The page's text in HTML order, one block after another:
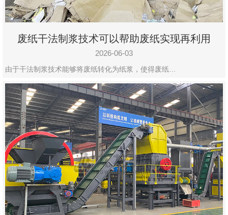
废纸干法制浆技术可以帮助废纸实现再利用
2026-06-03
由于干法制浆技术能够将废纸转化为纸浆，使得废纸…